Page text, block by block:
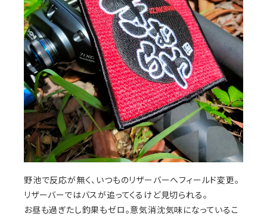
野池で反応が無く、いつものリザーバーへフィールド変更。
リザーバーではバスが追ってくるけど見切られる。
お昼も過ぎたし釣果もゼロ。意気消沈気味になっているこ